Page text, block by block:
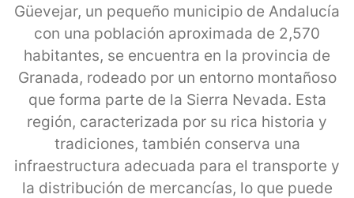
Güevejar, un pequeño municipio de Andalucía
con una población aproximada de 2,570
habitantes, se encuentra en la provincia de
Granada, rodeado por un entorno montañoso
que forma parte de la Sierra Nevada. Esta
región, caracterizada por su rica historia y
tradiciones, también conserva una
infraestructura adecuada para el transporte y
la distribución de mercancías, lo que puede